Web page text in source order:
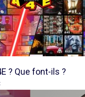
? Que font-ils ?